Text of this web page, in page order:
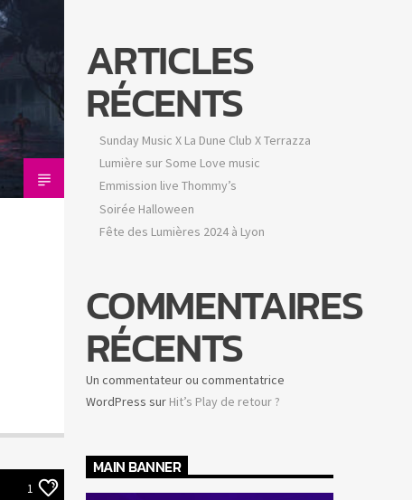
1
ARTICLES
RÉCENTS
Sunday Music X La Dune Club X Terrazza
Lumière sur Some Love music
Emmission live Thommy’s
Soirée Halloween
Fête des Lumières 2024 à Lyon
COMMENTAIRES
RÉCENTS
Un commentateur ou commentatrice
WordPress sur Hit’s Play de retour ?
MAIN BANNER